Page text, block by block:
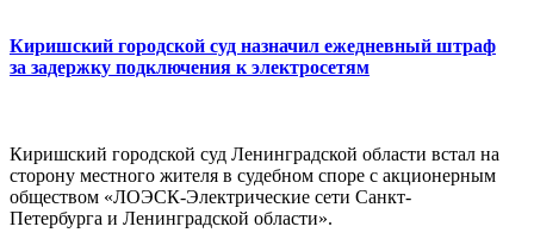
Киришский городской суд назначил ежедневный штраф
за задержку подключения к электросетям
Киришский городской суд Ленинградской области встал на
сторону местного жителя в судебном споре с акционерным
обществом «ЛОЭСК-Электрические сети Санкт-
Петербурга и Ленинградской области».